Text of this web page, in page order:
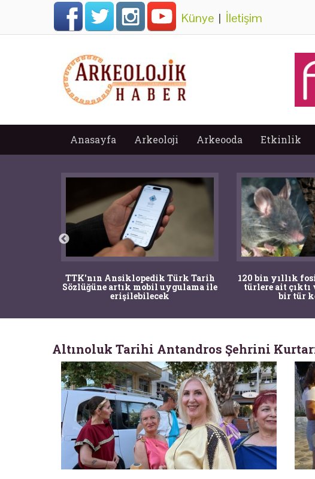
Künye | İletişim
Anasayfa Arkeoloji Arkeooda Etkinlik
TTK'nın Ansiklopedik Türk Tarih
Sözlüğüne artık mobil uygulama ile
erişilebilecek
120 bin yıllık
türlere ait çıktı
bir tür
Altınoluk Tarihi Antandros Şehrini